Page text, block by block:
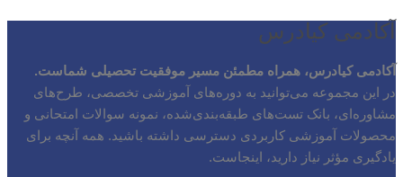
آکادمی کیادرس
آکادمی کیادرس، همراه مطمئن مسیر موفقیت تحصیلی شماست.
در این مجموعه می‌توانید به دوره‌های آموزشی تخصصی، طرح‌های
مشاوره‌ای، بانک تست‌های طبقه‌بندی‌شده، نمونه سوالات امتحانی و
محصولات آموزشی کاربردی دسترسی داشته باشید. همه آنچه برای
یادگیری مؤثر نیاز دارید، اینجاست.